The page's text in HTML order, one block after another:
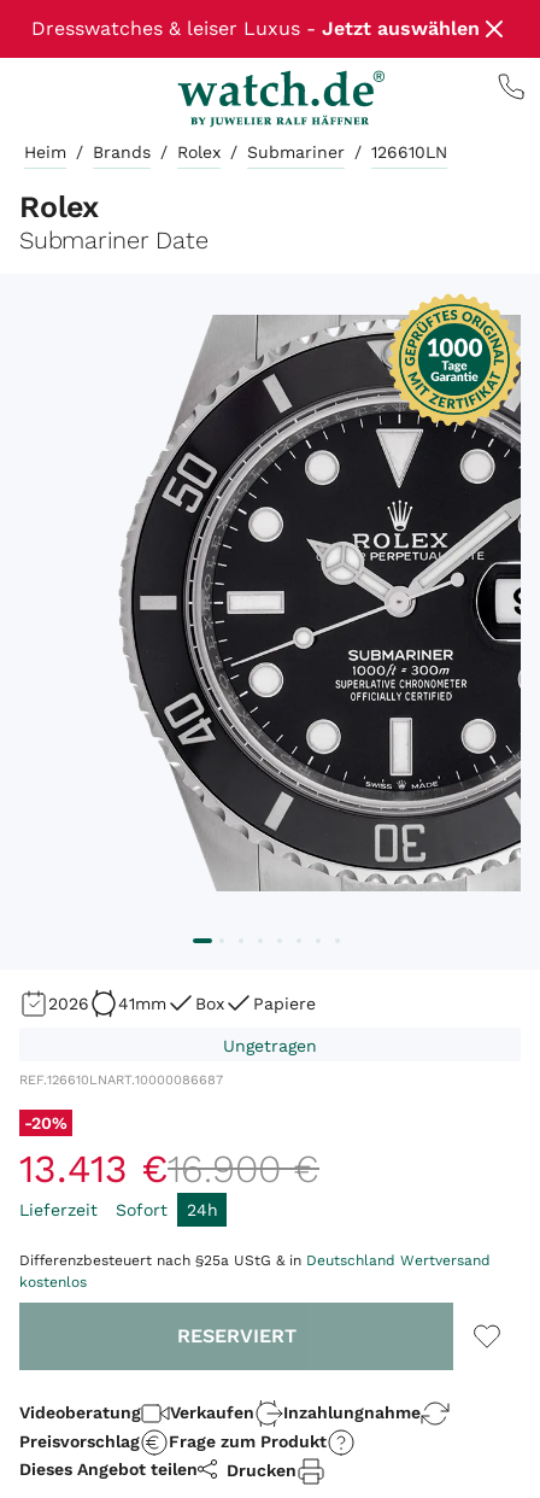
Dresswatches & leiser Luxus - Jetzt auswählen
Heim / Brands / Rolex / Submariner / 126610LN
Rolex
Submariner Date
2026 41mm Box Papiere
Ungetragen
REF.126610LNART.10000086687
-20%
13.413 €16.900 €
Lieferzeit Sofort 24h
Differenzbesteuert nach §25a UStG & in Deutschland Wertversand
kostenlos
RESERVIERT
Videoberatung Verkaufen
Inzahlungnahme
Preisvorschlag
Frage zum Produkt
Dieses Angebot teilen
Drucken